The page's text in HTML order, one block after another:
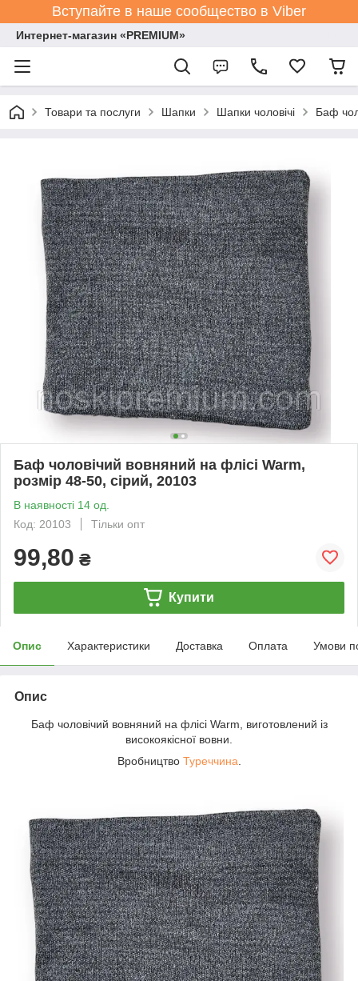
Вступайте в наше сообщество в Viber
Интернет-магазин «PREMIUM»
Товари та послуги Шапки Шапки чоловічі Баф
Баф чоловічий вовняний на флісі Warm,
розмір 48-50, сірий, 20103
В наявності 14 од.
Код: 20103
Тільки опт
99,80 ₴
Купити
Опис Характеристики Доставка Оплата Умови
Опис
Баф чоловічий вовняний на флісі Warm, виготовлений із
високоякісної вовни.
Вробництво Туреччина